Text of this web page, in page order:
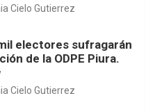
Cielo Gutierrez
electores sufragarán
de la ODPE Piura.
Cielo Gutierrez